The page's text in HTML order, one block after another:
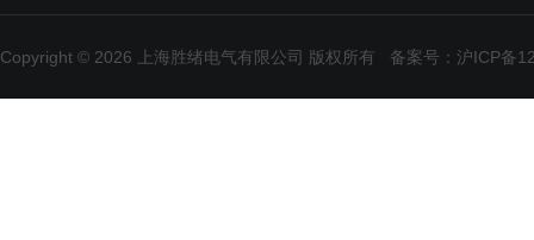
Copyright © 2026 上海胜绪电气有限公司 版权所有 备案号：沪ICP备